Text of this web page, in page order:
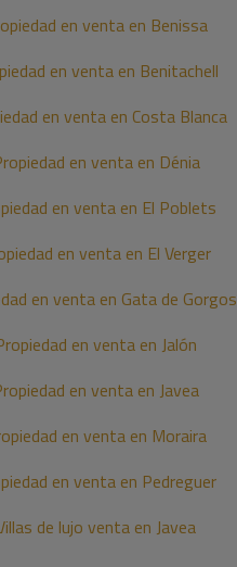
en venta en Benissa
en venta en Benitachell
en venta en Costa Blanca
en venta en Dénia
en venta en El Poblets
en venta en El Verger
en venta en Gata de Gorgos
en venta en Jalón
en venta en Javea
en venta en Moraira
en venta en Pedreguer
de lujo venta en Javea